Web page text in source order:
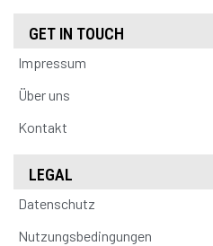
GET IN TOUCH
Impressum
Über uns
Kontakt
LEGAL
Datenschutz
Nutzungsbedingungen